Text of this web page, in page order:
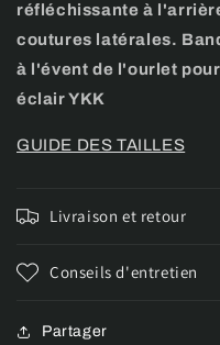
réfléchissante à
coutures latérales.
à l'évent de l'ourlet
éclair YKK
GUIDE DES TAILLES
Livraison et retour
Conseils d'entretien
Partager